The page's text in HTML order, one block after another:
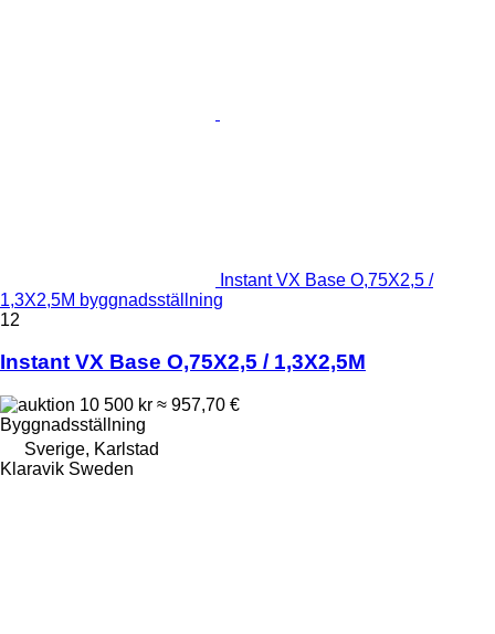
Instant VX Base O,75X2,5 /
1,3X2,5M byggnadsställning
12
Instant VX Base O,75X2,5 / 1,3X2,5M
10 500 kr ≈ 957,70 €
Byggnadsställning
Sverige, Karlstad
Klaravik Sweden